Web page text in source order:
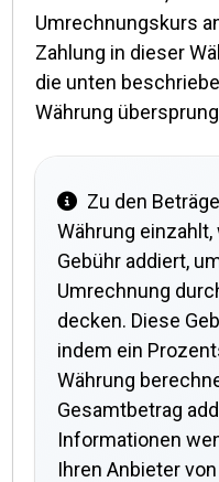
Umrechnungskurs
Zahlung in dieser
die unten
Währung
Zu den
Währung
Gebühr addiert,
Umrechnung
decken. Diese
indem ein
Währung
Gesamtbetrag
Informationen
Ihren Anbieter